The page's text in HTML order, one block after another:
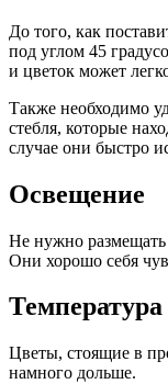
До того, как
под углом 45
и цветок может
Также необходимо
стебля, которые
случае они быстро
Освещение
Не нужно
Они хорошо себя
Температура
Цветы, стоящие в
намного дольше.